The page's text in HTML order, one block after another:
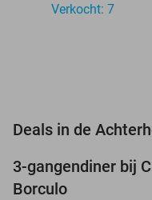
Verkocht: 7
Deals in de
NEW
TODAY
3-gangendiner bij
Borculo